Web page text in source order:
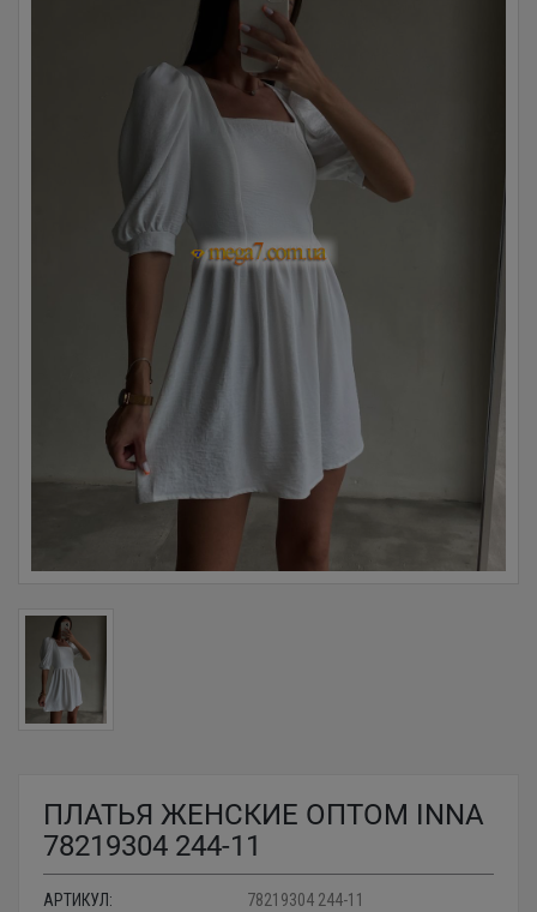
ПЛАТЬЯ ЖЕНСКИЕ ОПТОМ INNA
78219304 244-11
АРТИКУЛ:
78219304 244-11